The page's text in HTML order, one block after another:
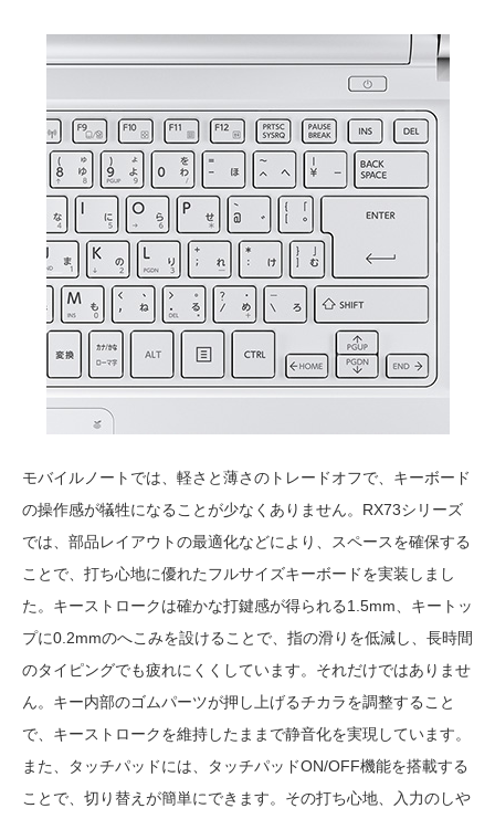
モバイルノートでは、軽さと薄さのトレードオフで、キーボード
の操作感が犠牲になることが少なくありません。RX73シリーズ
では、部品レイアウトの最適化などにより、スペースを確保する
ことで、打ち心地に優れたフルサイズキーボードを実装しまし
た。キーストロークは確かな打鍵感が得られる1.5mm、キートッ
プに0.2mmのへこみを設けることで、指の滑りを低減し、長時間
のタイピングでも疲れにくくしています。それだけではありませ
ん。キー内部のゴムパーツが押し上げるチカラを調整すること
で、キーストロークを維持したままで静音化を実現しています。
また、タッチパッドには、タッチパッドON/OFF機能を搭載する
ことで、切り替えが簡単にできます。その打ち心地、入力のしや